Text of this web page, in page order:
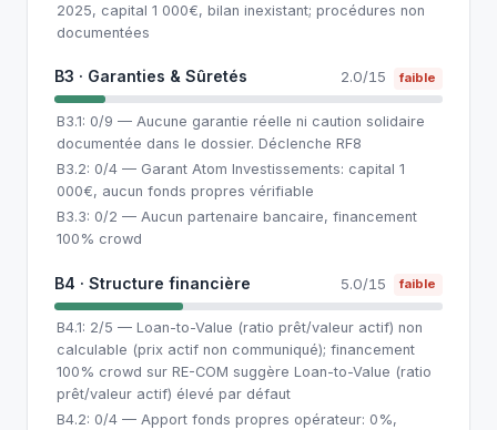
2025, capital 1 000€, bilan inexistant; procédures non
documentées
B3 · Garanties & Sûretés 2.0/15 faible
B3.1: 0/9 — Aucune garantie réelle ni caution solidaire
documentée dans le dossier. Déclenche RF8
B3.2: 0/4 — Garant Atom Investissements: capital 1
000€, aucun fonds propres vérifiable
B3.3: 0/2 — Aucun partenaire bancaire, financement
100% crowd
B4 · Structure financière 5.0/15 faible
B4.1: 2/5 — Loan-to-Value (ratio prêt/valeur actif) non
calculable (prix actif non communiqué); financement
100% crowd sur RE-COM suggère Loan-to-Value (ratio
prêt/valeur actif) élevé par défaut
B4.2: 0/4 — Apport fonds propres opérateur: 0%,